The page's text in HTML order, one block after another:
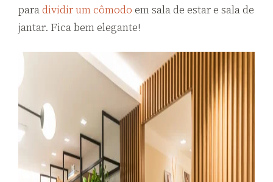
paradividir um cômodo em sala de estar e sala de
jantar. Fica bem elegante!